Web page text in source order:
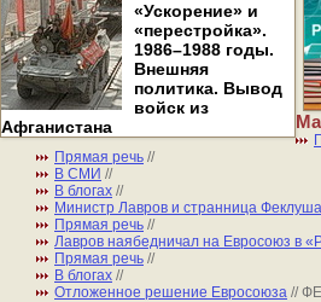
«Ускорение» и
«перестройка».
1986–1988 годы.
Внешняя
политика. Вывод
войск из
Афганистана
Прямая речь //
В СМИ //
В блогах //
Министр Лавров и странница Феклуша
Прямая речь //
Лавров наябедничал на Евросоюз в
Прямая речь //
В блогах //
Отложенное решение Евросоюза //